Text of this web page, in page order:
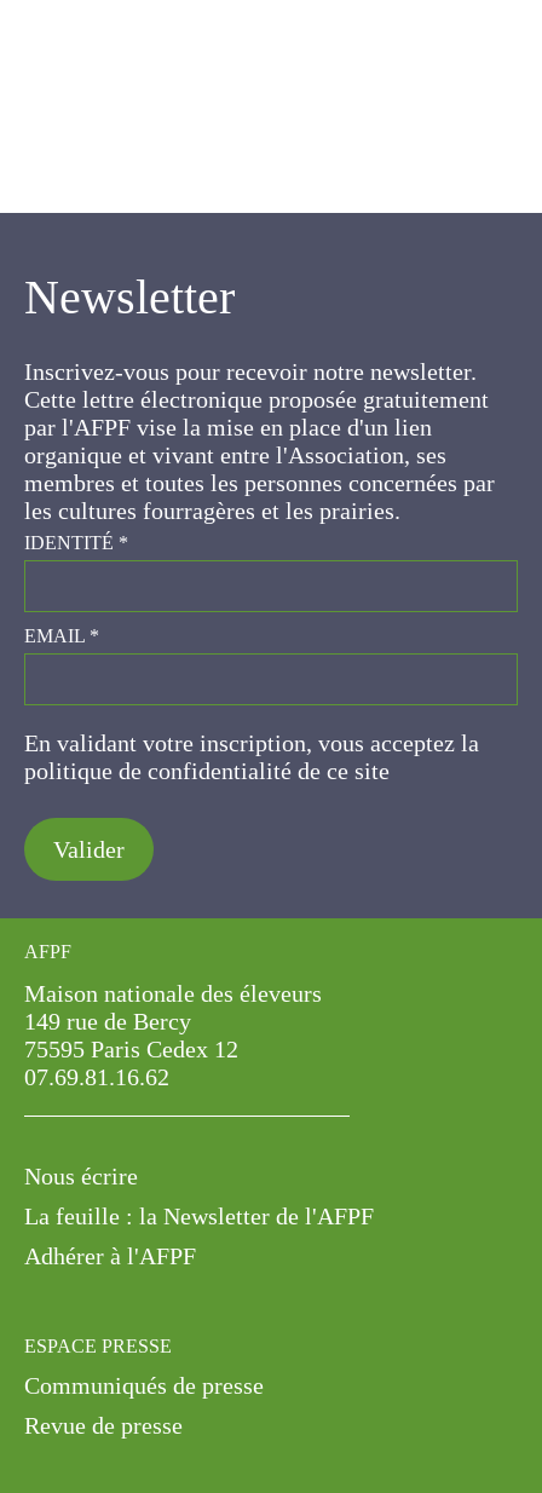
Newsletter
Cette lettre électronique proposée
gratuitement par l'AFPF vise la mise en place
d'un lien organique et vivant entre l'Association,
ses membres et toutes les personnes
concernées par les cultures fourragères et les
prairies.
IDENTITÉ*
EMAIL*
En validant votre inscription, vous acceptez la
politique de confidentialité de ce site
Valider
AFPF
Maison nationale des éleveurs
149 rue de Bercy
75595 Paris Cedex 12
07.69.81.16.62
Nous écrire
La feuille : la Newsletter de l'AFPF
Adhérer à l'AFPF
ESPACE PRESSE
Communiqués de presse
Revue de presse